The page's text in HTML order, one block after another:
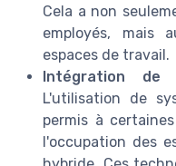
Cela a non
employés, mais
espaces de travail.
Intégration de
L'utilisation de
permis à
l'occupation des